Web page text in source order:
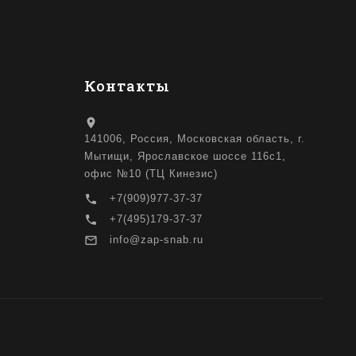
Контакты
location_on
141006, Россия, Московская область, г.
Мытищи, Ярославское шоссе 116с1,
офис №10 (ТЦ Кинезис)
local_phone +7(909)977-37-37
local_phone +7(495)179-37-37
mail_outline info@zap-snab.ru